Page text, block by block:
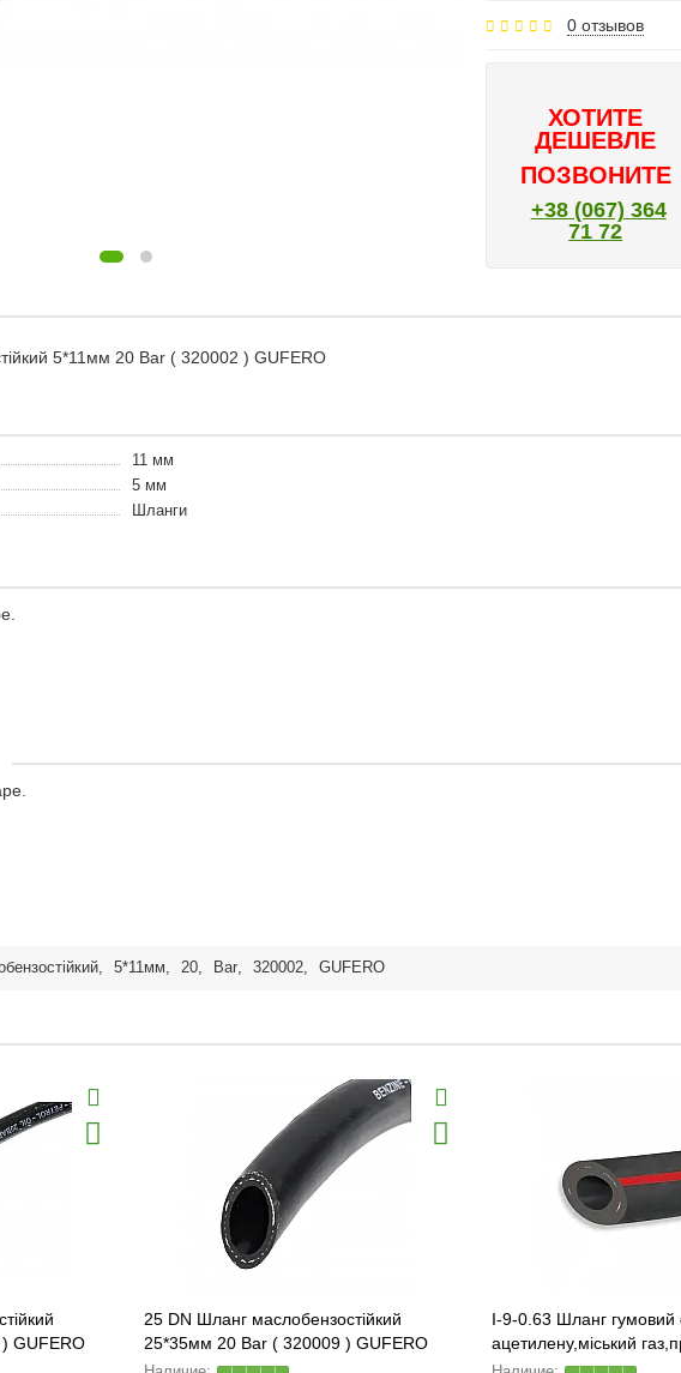
0 отзывов
ХОТИТЕ
ДЕШЕВЛЕ
ПОЗВОНИТЕ
+38 (067) 364
71 72
5*11мм 20 Bar ( 320002 ) GUFERO
11 мм
5 мм
Шланги
, 5*11мм, 20, Bar, 320002, GUFERO
GUFERO
25 DN Шланг маслобензостійкий
25*35мм 20 Bar ( 320009 ) GUFERO
I-9-0.63 Шланг гумовий
ацетилену,міський
YPG